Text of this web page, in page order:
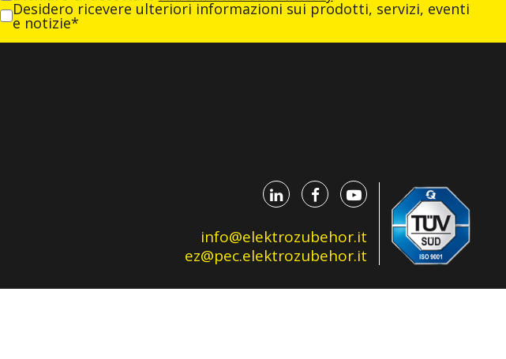
Desidero ricevere ulteriori informazioni sui prodotti, servizi, eventi
e notizie*
info@elektrozubehor.it
ez@pec.elektrozubehor.it